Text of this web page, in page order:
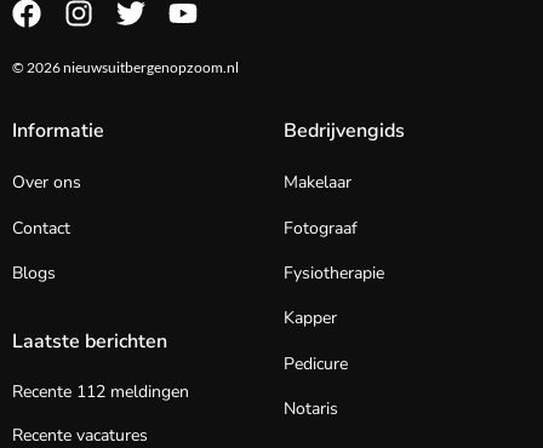
© 2026 nieuwsuitbergenopzoom.nl
Informatie
Over ons
Contact
Blogs
Laatste berichten
Recente 112 meldingen
Recente vacatures
Bedrijvengids
Makelaar
Fotograaf
Fysiotherapie
Kapper
Pedicure
Notaris